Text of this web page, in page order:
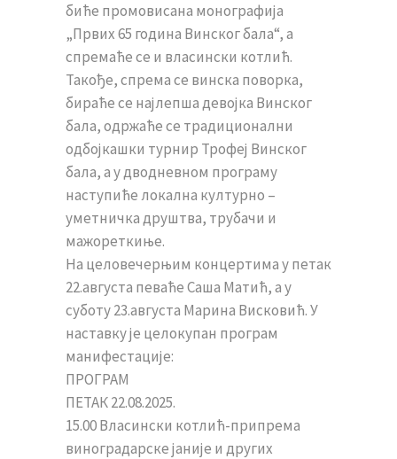
биће промовисана монографија
„Првих 65 година Винског бала“, а
спремаће се и власински котлић.
Такође, спрема се винска поворка,
бираће се најлепша девојка Винског
бала, одржаће се традиционални
одбојкашки турнир Трофеј Винског
бала, а у дводневном програму
наступиће локална културно –
уметничка друштва, трубачи и
мажореткиње.
На целовечерњим концертима у петак
22.августа певаће Саша Матић, а у
суботу 23.августа Марина Висковић. У
наставку је целокупан програм
манифестације:
ПРОГРАМ
ПЕТАК 22.08.2025.
15.00 Власински котлић-припрема
виноградарске јаније и других